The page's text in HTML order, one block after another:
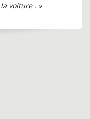
voiture . »